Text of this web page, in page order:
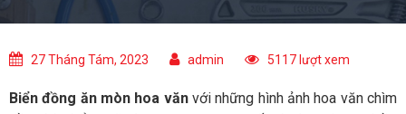
27 Tháng Tám, 2023 admin 5117 lượt xem
Biển đồng ăn mòn hoa vănvới những hình ảnh hoa văn chìm